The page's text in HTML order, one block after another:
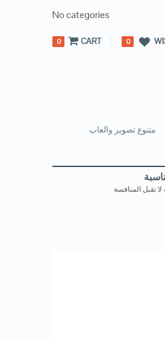
No categories
0
CART
0
متنوع تصوير والعاب
تقبل المنافسة